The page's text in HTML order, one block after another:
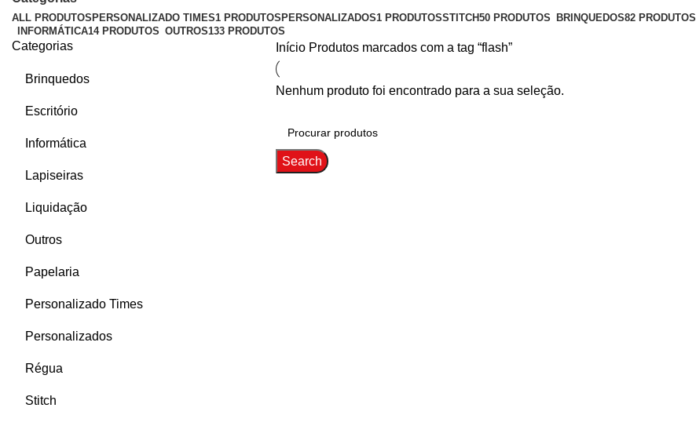
ALL PRODUTOS PERSONALIZADO TIMES1 PRODUTOS PERSONALIZADOS1 PRODUTOSSTITCH50 PRODUTOS BRINQUEDOS82 PRODUTOS
INFORMÁTICA14 PRODUTOS OUTROS133 PRODUTOS
Categorias
Brinquedos
Escritório
Informática
Lapiseiras
Liquidação
Outros
Papelaria
Personalizado Times
Personalizados
Régua
Stitch
Início Produtos marcados com a tag “flash”
Nenhum produto foi encontrado para a sua seleção.
Search